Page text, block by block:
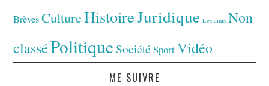
Brèves CultureHistoireJuridique Les amis Non
classéPolitiqueSociété SportVidéo
ME SUIVRE